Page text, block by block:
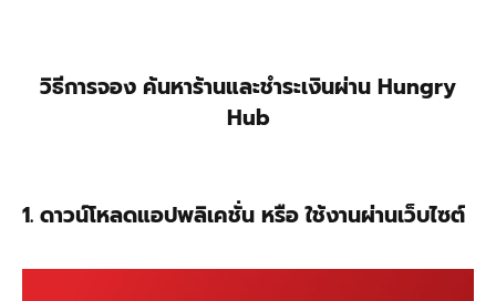
วิธีการจอง ค้นหาร้านและชำระเงินผ่าน Hungry
Hub
1. ดาวน์โหลดแอปพลิเคชั่น หรือ ใช้งานผ่านเว็บไซต์